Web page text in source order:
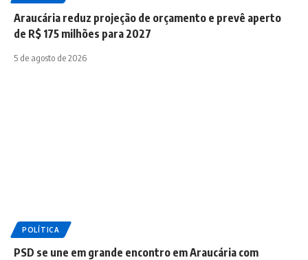
Araucária reduz projeção de orçamento e prevê aperto
de R$ 175 milhões para 2027
5 de agosto de 2026
POLÍTICA
PSD se une em grande encontro em Araucária com